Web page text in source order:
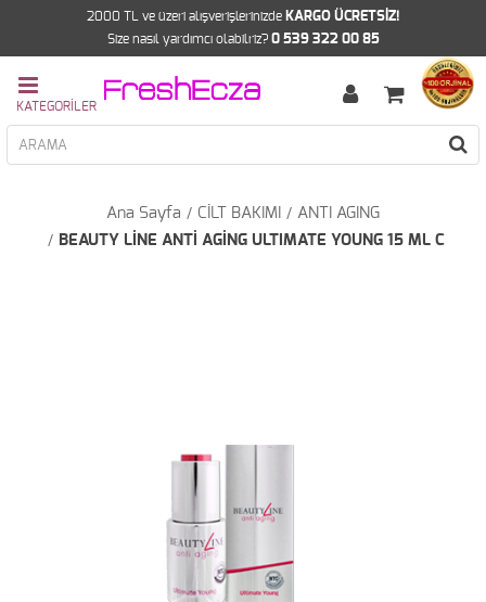
2000 TL ve üzeri alışverişlerinizde KARGO ÜCRETSİZ!
Size nasıl yardımcı olabilriz? 0 539 322 00 85
Ana Sayfa CİLT BAKIMI
ANTI AGING
BEAUTY LİNE ANTİ AGİNG ULTIMATE YOUNG 15 ML C